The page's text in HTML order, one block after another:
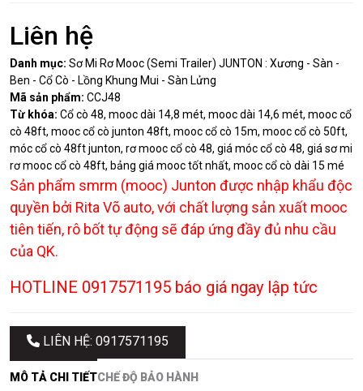
Liên hệ
Danh mục: Sơ Mi Rơ Mooc (Semi Trailer) JUNTON : Xương - Sàn -
Ben - Cổ Cò - Lồng Khung Mui - Sàn Lửng
Mã sản phẩm: CCJ48
Từ khóa: Cổ cò 48, mooc dài 14,8 mét, mooc dài 14,6 mét, mooc cổ
cò 48ft, mooc cổ cò junton 48ft, mooc cổ cò 15m, mooc cổ cò 50ft,
móc cổ cò 48ft junton, rơ mooc cổ cò 48, giá móc cổ cò 48, giá sơ mi
rơ mooc cổ cò 48ft, bảng giá mooc tốt nhất, mooc cổ cò dài 15 mé
Sản phẩm smrm (mooc) Junton được nhập khẩu độc
quyền bởi Rita Võ auto, với chất lượng sản xuất mooc
tiên tiến, rô bốt tự động sẽ đáp ứng đầy đủ nhu cầu
của QK.
HOTLINE 0917571195 báo giá ngay lập tức
LIÊN HỆ: 0917571195
MÔ TẢ CHI TIẾTCHẾ ĐỘ BẢO HÀNH